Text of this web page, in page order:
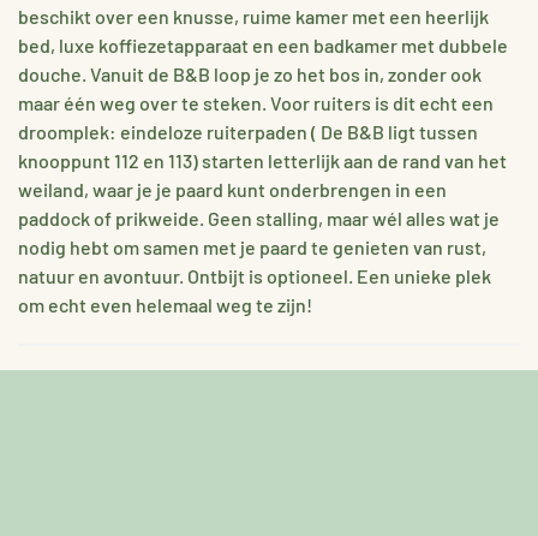
beschikt over een knusse, ruime kamer met een heerlijk
bed, luxe koffiezetapparaat en een badkamer met dubbele
douche. Vanuit de B&B loop je zo het bos in, zonder ook
maar één weg over te steken. Voor ruiters is dit echt een
droomplek: eindeloze ruiterpaden ( De B&B ligt tussen
knooppunt 112 en 113) starten letterlijk aan de rand van het
weiland, waar je je paard kunt onderbrengen in een
paddock of prikweide. Geen stalling, maar wél alles wat je
nodig hebt om samen met je paard te genieten van rust,
natuur en avontuur. Ontbijt is optioneel. Een unieke plek
om echt even helemaal weg te zijn!